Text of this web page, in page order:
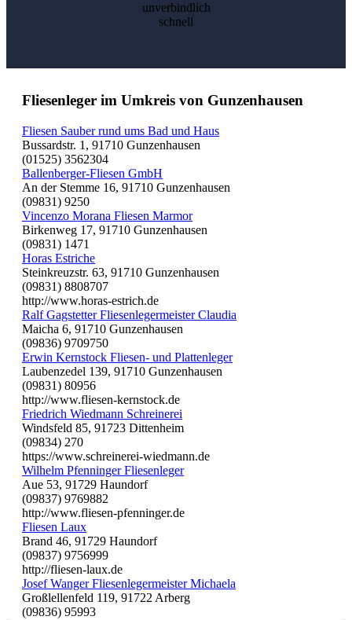
unverbindlich
schnell
Fliesenleger im Umkreis von Gunzenhausen
Fliesen Sauber rund ums Bad und Haus
Bussardstr. 1, 91710 Gunzenhausen
(01525) 3562304
Ballenberger-Fliesen GmbH
An der Stemme 16, 91710 Gunzenhausen
(09831) 9250
Vincenzo Morana Fliesen Marmor
Birkenweg 17, 91710 Gunzenhausen
(09831) 1471
Horas Estriche
Steinkreuzstr. 63, 91710 Gunzenhausen
(09831) 8808707
http://www.horas-estrich.de
Ralf Gagstetter Fliesenlegermeister Claudia
Maicha 6, 91710 Gunzenhausen
(09836) 9709750
Erwin Kernstock Fliesen- und Plattenleger
Laubenzedel 139, 91710 Gunzenhausen
(09831) 80956
http://www.fliesen-kernstock.de
Friedrich Wiedmann Schreinerei
Windsfeld 85, 91723 Dittenheim
(09834) 270
https://www.schreinerei-wiedmann.de
Wilhelm Pfenninger Fliesenleger
Aue 53, 91729 Haundorf
(09837) 9769882
http://www.fliesen-pfenninger.de
Fliesen Laux
Brand 46, 91729 Haundorf
(09837) 9756999
http://fliesen-laux.de
Josef Wanger Fliesenlegermeister Michaela
Großlellenfeld 119, 91722 Arberg
(09836) 95993